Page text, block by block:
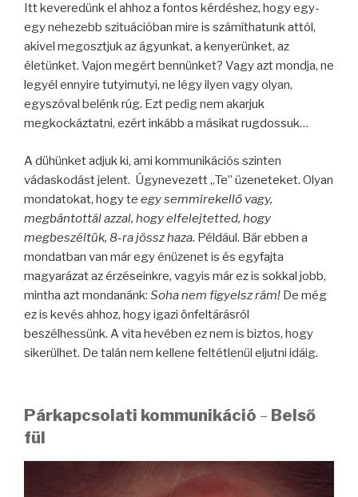
Itt keveredünk el ahhoz a fontos kérdéshez, hogy egy-
egy nehezebb szituációban mire is számíthatunk attól,
akivel megosztjuk az ágyunkat, a kenyerünket, az
életünket. Vajon megért bennünket? Vagy azt mondja, ne
legyél ennyire tutyimutyi, ne légy ilyen vagy olyan,
egyszóval belénk rúg. Ezt pedig nem akarjuk
megkockáztatni, ezért inkább a másikat rugdossuk…
A dühünket adjuk ki, ami kommunikációs szinten
vádaskodást jelent. Úgynevezett „Te” üzeneteket. Olyan
mondatokat, hogy te egy semmirekellő vagy,
megbántottál azzal, hogy elfelejtetted, hogy
megbeszéltük, 8-ra jössz haza. Például. Bár ebben a
mondatban van már egy énüzenet is és egyfajta
magyarázat az érzéseinkre, vagyis már ez is sokkal jobb,
mintha azt mondanánk: Soha nem figyelsz rám! De még
ez is kevés ahhoz, hogy igazi önfeltárásról
beszélhessünk. A vita hevében ez nem is biztos, hogy
sikerülhet. De talán nem kellene feltétlenül eljutni idáig.
Párkapcsolati kommunikáció – Belső
fül